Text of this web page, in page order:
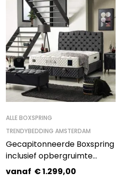
ALLE BOXSPRING
TRENDYBEDDING AMSTERDAM
Gecapitonneerde Boxspring
inclusief opbergruimte
Lucca
vanaf €1.299,00